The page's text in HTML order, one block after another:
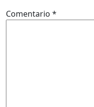
Comentario *